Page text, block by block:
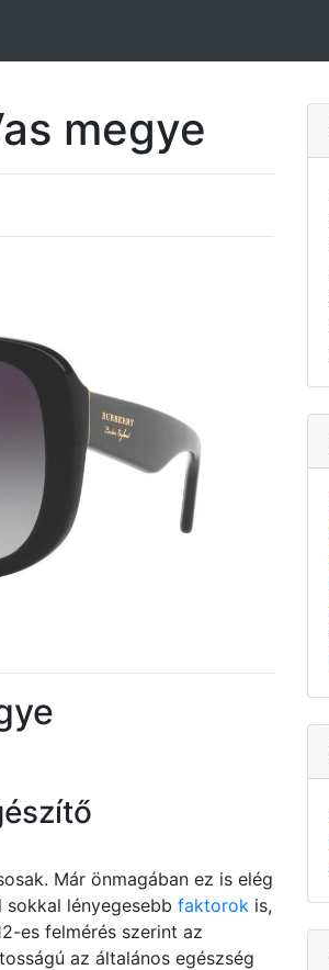
megye
Már önmagában ez is elég
lényegesebb faktorok is,
es felmérés szerint az
az általános egészség